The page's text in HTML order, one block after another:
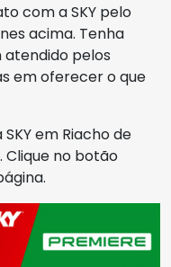
com a SKY pelo
acima. Tenha
pelos
em oferecer o que
em Riacho de
Clique no botão